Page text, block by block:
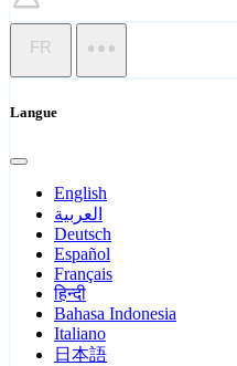
FR
Langue
English
العربية
Deutsch
Español
Français
हिन्दी
Bahasa Indonesia
Italiano
日本語